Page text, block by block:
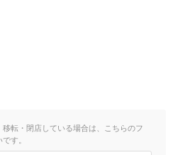
転・閉店している場合は、こちらのフ
す。